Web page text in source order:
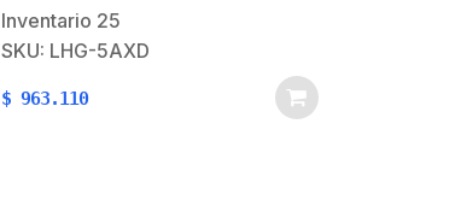
infraestructura cercana, la nueva
serie LHG Wi-Fi 6 está diseñada
para el desafío. Y lo mejor: hemos
mantenido el mismo precio que…
Inventario 25
SKU: LHG-5AXD
$ 963.110